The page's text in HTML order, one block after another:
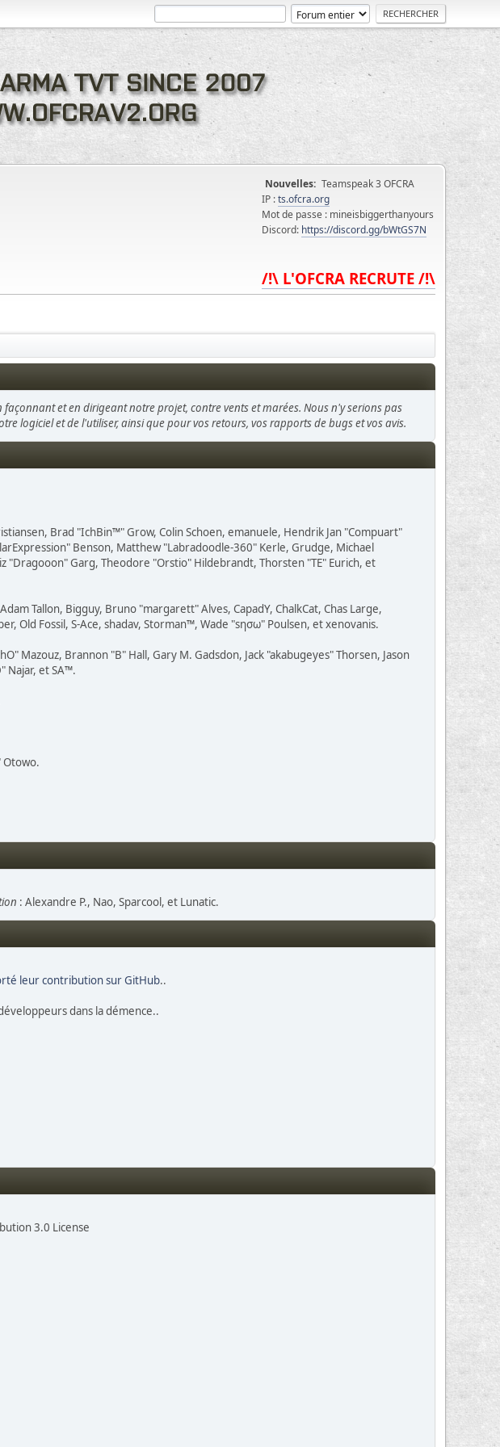
Nouvelles: Teamspeak 3 OFCRA
IP :ts.ofcra.org
Mot de passe : mineisbiggerthanyours
Discord: https://discord.gg/bWtGS7N
/!\ L'OFCRA RECRUTE /!\
et en dirigeant notre projet, contre vents et marées. Nous n'y serions pas
logiciel et de l'utiliser, ainsi que pour vos retours, vos rapports de bugs et vos avis.
Brad "IchBin™" Grow, Colin Schoen, emanuele, Hendrik Jan "Compuart"
Benson, Matthew "Labradoodle-360" Kerle, Grudge, Michael
"Dragooon" Garg, Theodore "Orstio" Hildebrandt, Thorsten "TE" Eurich, et
Tallon, Bigguy, Bruno "margarett" Alves, CapadY, ChalkCat, Chas Large,
Old Fossil, S-Ace, shadav, Storman™, Wade "sησω" Poulsen, et xenovanis.
Mazouz, Brannon "B" Hall, Gary M. Gadsdon, Jack "akabugeyes" Thorsen, Jason
Najar, et SA™.
Otowo.
: Alexandre P., Nao, Sparcool, et Lunatic.
leur contribution sur GitHub..
dans la démence..
3.0 License